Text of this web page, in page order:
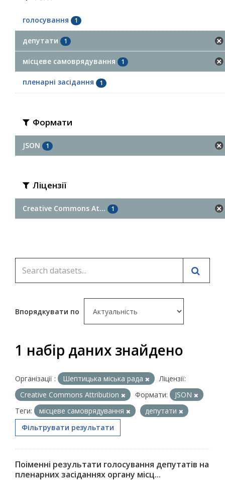
голосування 1
депутати 1
місцеве самоврядування 1
пленарні засідання 1
Формати
JSON 1
Ліцензії
Creative Commons At... 1
Впорядкувати по
1 набір даних знайдено
Організації : Шептицька міська рада
Ліцензії:
Creative Commons Attribution
Формати:
JSON
Теги:
місцеве самоврядування
депутати
Фільтрувати результати
Поіменні результати голосування депутатів на
пленарних засіданнях органу місц...